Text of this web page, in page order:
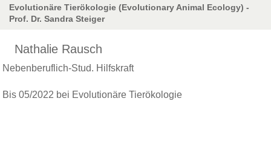
Evolutionäre Tierökologie (Evolutionary Animal Ecology) -
Prof. Dr. Sandra Steiger
Nathalie Rausch
Nebenberuflich-Stud. Hilfskraft
Bis 05/2022 bei Evolutionäre Tierökologie